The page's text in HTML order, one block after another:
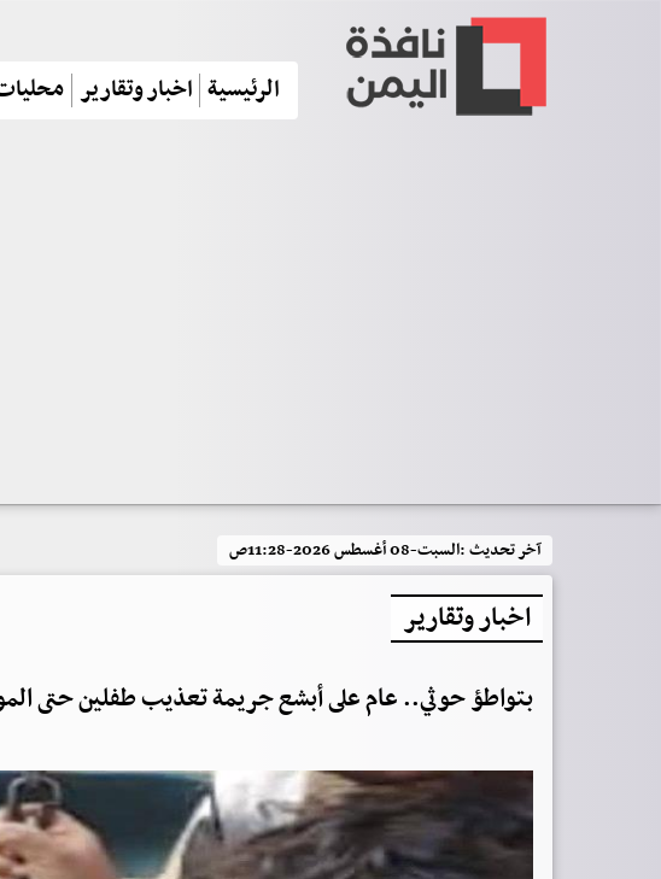
الرئيسية اخبار وتقارير
آخر تحديث :السبت-08 أغسطس 2026-11:28ص
اخبار وتقارير
بتواطؤ حوثي.. عام على أبشع جريمة تعذيب طفلين حتى